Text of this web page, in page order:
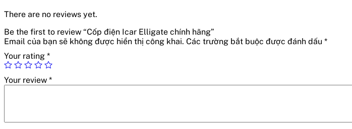
There are no reviews yet.
Be the first to review “Cốp điện Icar Elligate chính hãng”
Email của bạn sẽ không được hiển thị công khai. Các trường bắt buộc được đánh dấu *
Your rating *
Your review *